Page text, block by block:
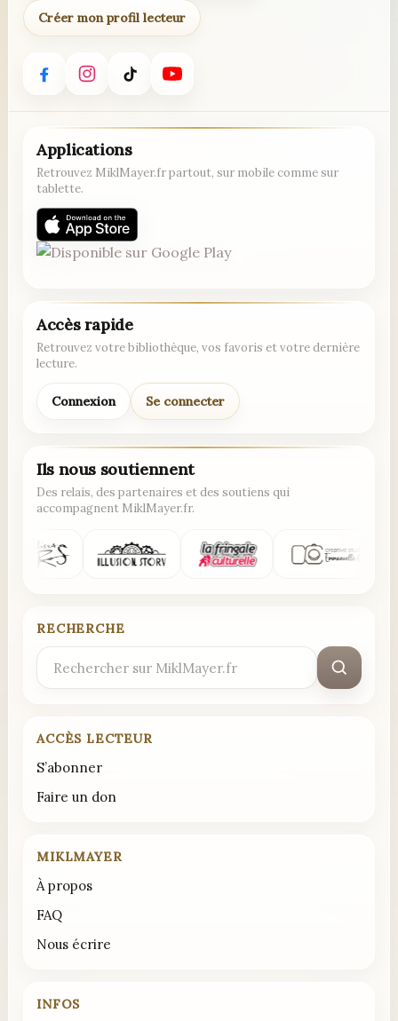
Créer mon profil lecteur
Applications
Retrouvez MiklMayer.fr partout, sur mobile comme sur
tablette.
Accès rapide
Retrouvez votre bibliothèque, vos favoris et votre dernière
lecture.
Connexion Se connecter
Ils nous soutiennent
Des relais, des partenaires et des soutiens qui
accompagnent MiklMayer.fr.
RECHERCHE
Rechercher
ACCÈS LECTEUR
S’abonner
Faire un don
MIKLMAYER
À propos
FAQ
Nous écrire
INFOS